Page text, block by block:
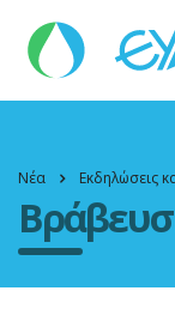
Νέα Εκδηλώσεις